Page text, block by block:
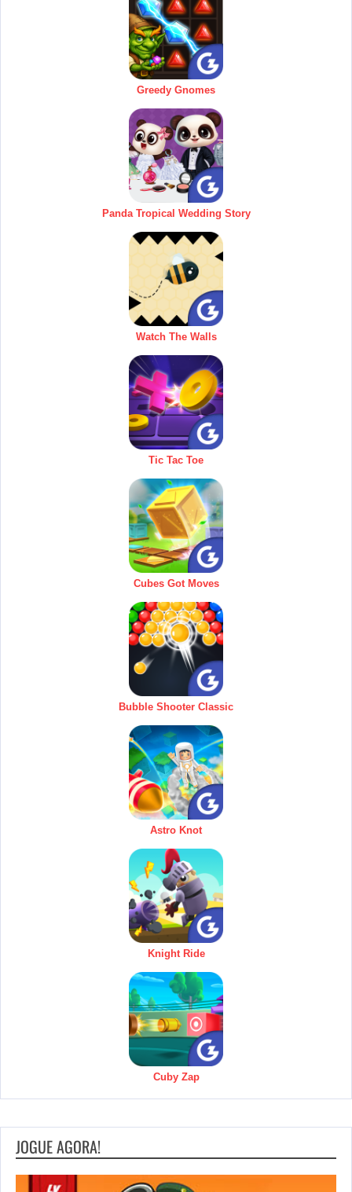
Greedy Gnomes
Panda Tropical Wedding Story
Watch The Walls
Tic Tac Toe
Cubes Got Moves
Bubble Shooter Classic
Astro Knot
Knight Ride
Cuby Zap
JOGUE AGORA!